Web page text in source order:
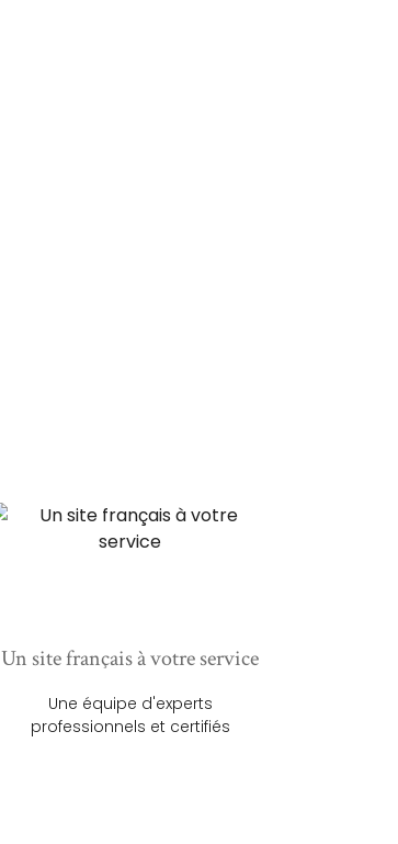
Un site français à votre service
Une équipe d'experts
professionnels et certifiés